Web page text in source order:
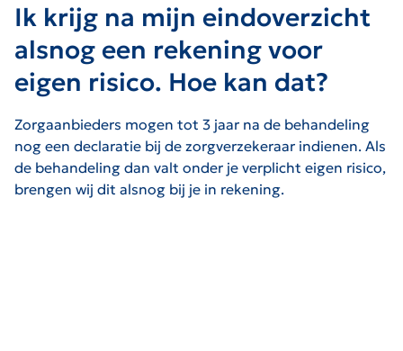
Ik krijg na mijn eindoverzicht
alsnog een rekening voor
eigen risico. Hoe kan dat?
Zorgaanbieders mogen tot 3 jaar na de behandeling
nog een declaratie bij de zorgverzekeraar indienen. Als
de behandeling dan valt onder je verplicht eigen risico,
brengen wij dit alsnog bij je in rekening.